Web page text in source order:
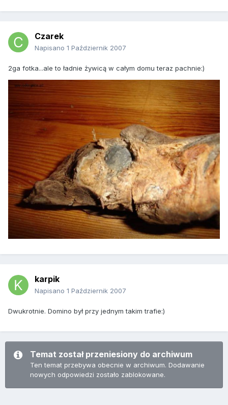
Czarek
Napisano 1 Październik 2007
2ga fotka...ale to ładnie żywicą w całym domu teraz pachnie:)
karpik
Napisano 1 Październik 2007
Dwukrotnie. Domino był przy jednym takim trafie:)
Temat został przeniesiony do archiwum
Ten temat przebywa obecnie w archiwum. Dodawanie
nowych odpowiedzi zostało zablokowane.